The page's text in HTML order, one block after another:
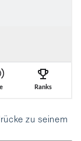
zu seinem